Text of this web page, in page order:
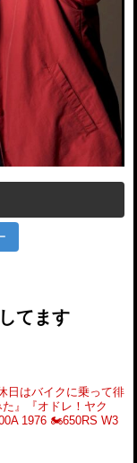
てます
日はバイクに乗って徘
』『オドレ！ヤク
1976 🏍️650RS W3